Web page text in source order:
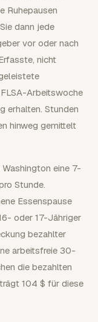
Ruhepausen
dann jede
vor oder nach
nicht
Arbeitswoche
erhalten. Stunden
hinweg gemittelt
eine 7-
Stunde.
Essenspause
oder 17-Jähriger
bezahlter
arbeitsfreie 30-
die bezahlten
104 $ für diese